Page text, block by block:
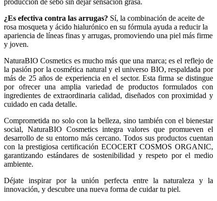
producción de sebo sin dejar sensación grasa.
¿Es efectiva contra las arrugas? Sí, la combinación de aceite de
rosa mosqueta y ácido hialurónico en su fórmula ayuda a reducir la
apariencia de líneas finas y arrugas, promoviendo una piel más firme
y joven.
NaturaBIO Cosmetics es mucho más que una marca; es el reflejo de
la pasión por la cosmética natural y el universo BIO, respaldada por
más de 25 años de experiencia en el sector. Esta firma se distingue
por ofrecer una amplia variedad de productos formulados con
ingredientes de extraordinaria calidad, diseñados con proximidad y
cuidado en cada detalle.
Comprometida no solo con la belleza, sino también con el bienestar
social, NaturaBIO Cosmetics integra valores que promueven el
desarrollo de su entorno más cercano. Todos sus productos cuentan
con la prestigiosa certificación ECOCERT COSMOS ORGANIC,
garantizando estándares de sostenibilidad y respeto por el medio
ambiente.
Déjate inspirar por la unión perfecta entre la naturaleza y la
innovación, y descubre una nueva forma de cuidar tu piel.